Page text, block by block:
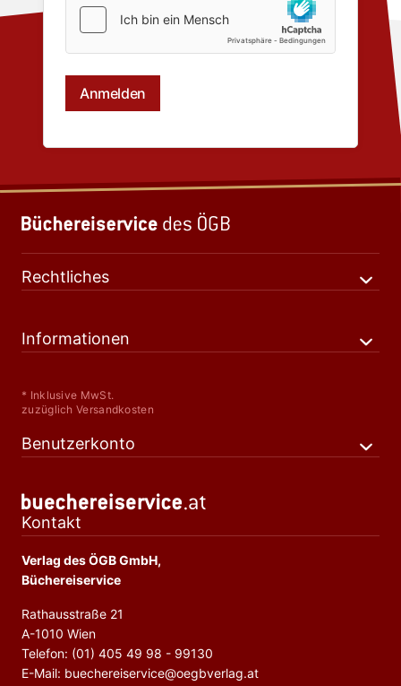
Rechtliches
Informationen
* Inklusive MwSt.
zuzüglich Versandkosten
Benutzerkonto
Kontakt
Verlag des ÖGB GmbH,
Büchereiservice
Rathausstraße 21
A-1010 Wien
Telefon: (01) 405 49 98 - 99130
E-Mail: buechereiservice@oegbverlag.at